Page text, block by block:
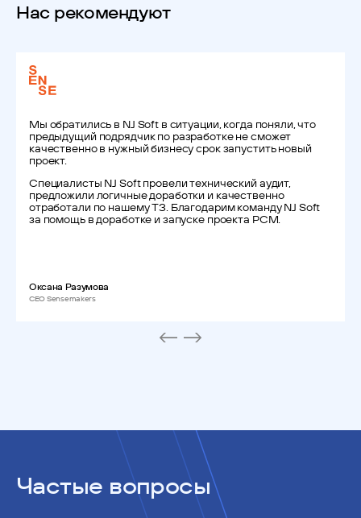
Нас рекомендуют
Мы обратились в NJ Soft в ситуации, когда поняли, что
предыдущий подрядчик по разработке не сможет
качественно в нужный бизнесу срок запустить новый
проект.
Специалисты NJ Soft провели технический аудит,
предложили логичные доработки и качественно
отработали по нашему ТЗ. Благодарим команду NJ Soft
за помощь в доработке и запуске проекта PCM.
Оксана Разумова
CEO Sensemakers
Частые вопросы